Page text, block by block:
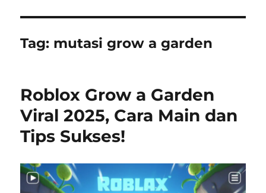
Tag: mutasi grow a garden
Roblox Grow a Garden
Viral 2025, Cara Main dan
Tips Sukses!